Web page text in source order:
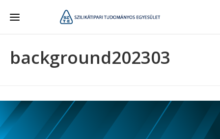
background202303